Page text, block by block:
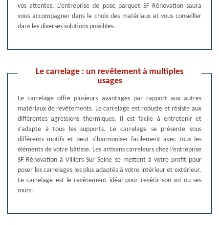
vos attentes. L’entreprise de pose parquet SF Rénovation saura
vous accompagner dans le choix des matériaux et vous conseiller
dans les diverses solutions possibles.
Le carrelage : un revêtement à multiples
usages
Le carrelage offre plusieurs avantages par rapport aux autres
matériaux de revêtements. Le carrelage est robuste et résiste aux
différentes agressions thermiques. Il est facile à entretenir et
s’adapte à tous les supports. Le carrelage se présente sous
différents motifs et peut s’harmoniser facilement avec tous les
éléments de votre bâtisse. Les artisans carreleurs chez l’entreprise
SF Rénovation à Villiers Sur Seine se mettent à votre profit pour
poser les carrelages les plus adaptés à votre intérieur et extérieur.
Le carrelage est le revêtement idéal pour revêtir son sol ou ses
murs.